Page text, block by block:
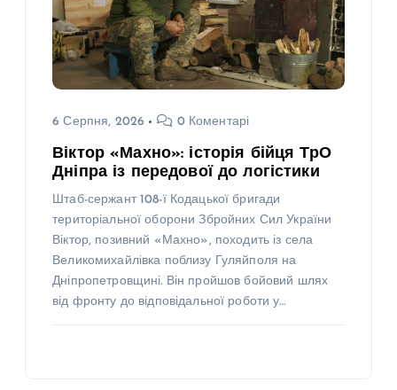
6 Серпня, 2026 0 Коментарі
Віктор «Махно»: історія бійця ТрО
Дніпра із передової до логістики
Штаб-сержант 108-ї Кодацької бригади
територіальної оборони Збройних Сил України
Віктор, позивний «Махно», походить із села
Великомихайлівка поблизу Гуляйполя на
Дніпропетровщині. Він пройшов бойовий шлях
від фронту до відповідальної роботи у…